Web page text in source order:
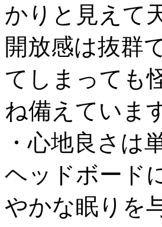
かりと見えて
開放感は抜群
てしまっても
ね備えていま
・心地良さは
ヘッドボード
やかな眠りを